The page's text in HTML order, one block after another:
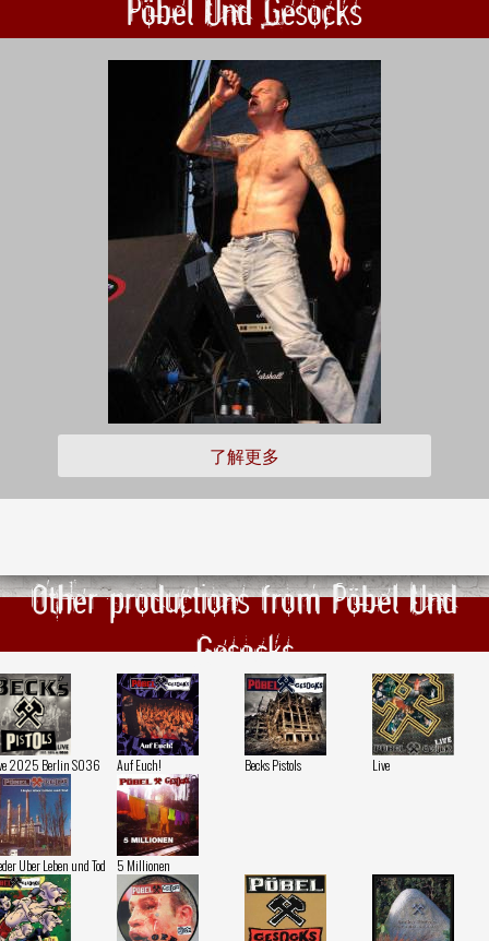
Pöbel Und Gesocks
了解更多
Other productions from Pöbel Und
Gesocks
2025 Berlin SO36 Auf Euch! Becks Pistols Live
Uber Leben und Tod 5 Millionen